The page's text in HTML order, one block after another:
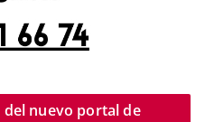
del nuevo portal de